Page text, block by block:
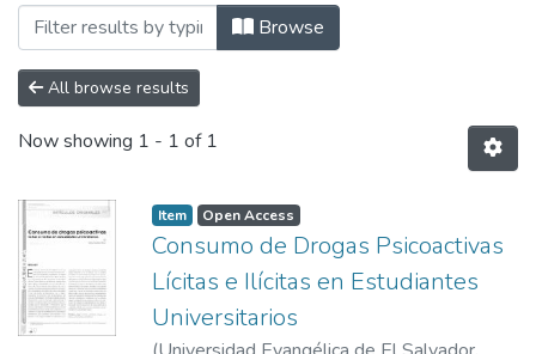
Browsing Revista Crea Ciencia N°11 by
Browse
All browse results
Now showing 1 - 1 of 1
Item Open Access
Consumo de Drogas Psicoactivas
Lícitas e Ilícitas en Estudiantes
Universitarios